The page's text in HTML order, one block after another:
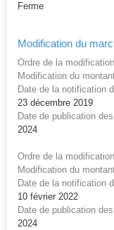
Ferme
Modification du
Ordre de la
Modification du
Date de la notification
23 décembre 2019
Date de publication
2024
Ordre de la
Modification du
Date de la notification
10 février 2022
Date de publication
2024